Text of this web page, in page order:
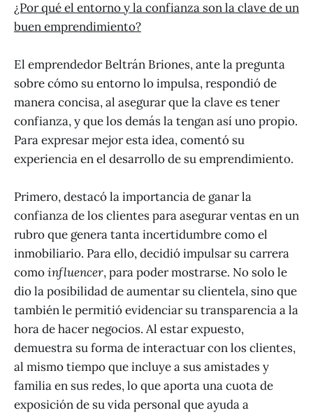
¿Por qué el entorno y la confianza son la clave de un
buen emprendimiento?
El emprendedor Beltrán Briones, ante la pregunta
sobre cómo su entorno lo impulsa, respondió de
manera concisa, al asegurar que la clave es tener
confianza, y que los demás la tengan así uno propio.
Para expresar mejor esta idea, comentó su
experiencia en el desarrollo de su emprendimiento.
Primero, destacó la importancia de ganar la
confianza de los clientes para asegurar ventas en un
rubro que genera tanta incertidumbre como el
inmobiliario. Para ello, decidió impulsar su carrera
comoinfluencer, para poder mostrarse. No solo le
dio la posibilidad de aumentar su clientela, sino que
también le permitió evidenciar su transparencia a la
hora de hacer negocios. Al estar expuesto,
demuestra su forma de interactuar con los clientes,
al mismo tiempo que incluye a sus amistades y
familia en sus redes, lo que aporta una cuota de
exposición de su vida personal que ayuda a